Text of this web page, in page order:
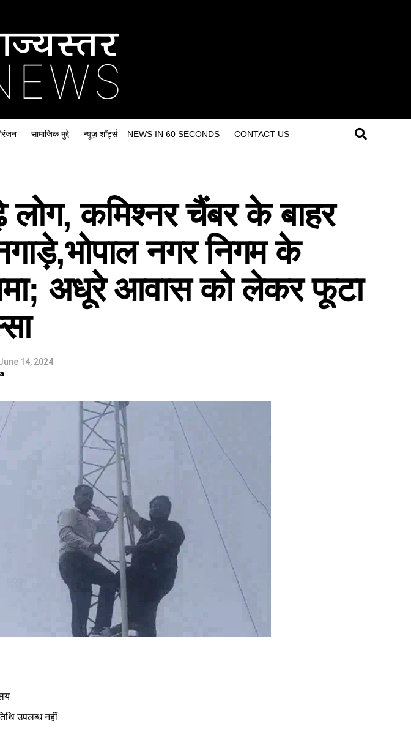
सामाजिक मुद्दे न्यूज़ शॉर्ट्स – NEWS IN 60 SECONDS CONTACT US
लोग, कमिश्नर चैंबर के बाहर
नगर निगम के
अधूरे आवास को लेकर फूटा
14, 2024
उपलब्ध नहीं